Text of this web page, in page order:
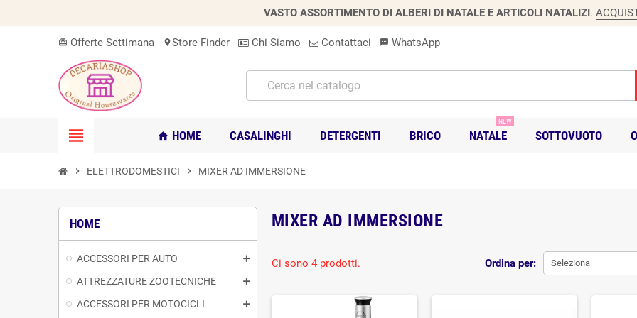
VASTO ASSORTIMENTO DI ALBERI DI NATALE E ARTICOLI NATALIZI.
card_giftcard Offerte Settimana location_onStore Finder Chi Siamo Contattaci sms WhatsApp
view_headline home HOME CASALINGHI DETERGENTI BRICO NATALE
NEW
SOTTOVUOTO
chevron_right ELETTRODOMESTICI chevron_right MIXER AD IMMERSIONE
HOME
ACCESSORI PER AUTO
ATTREZZATURE ZOOTECNICHE
ACCESSORI PER MOTOCICLI
MIXER AD IMMERSIONE
Ordina per: Seleziona
Ci sono 4 prodotti.